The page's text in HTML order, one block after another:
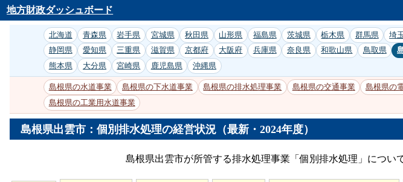
地方財政ダッシュボード
北海道 青森県 岩手県 宮城県 秋田県 山形県 福島県 茨城県 栃木県 群馬県 埼
静岡県
愛知県 三重県 滋賀県 京都府 大阪府 兵庫県 奈良県 和歌山県 鳥取県
熊本県
大分県 宮崎県 鹿児島県 沖縄県
島根県の水道事業 島根県の下水道事業 島根県の排水処理事業 島根県の交通事業 島根県の
島根県の工業用水道事業
島根県出雲市：個別排水処理の経営状況（最新・2024年度）
島根県出雲市が所管する排水処理事業「個別排水処理」につい